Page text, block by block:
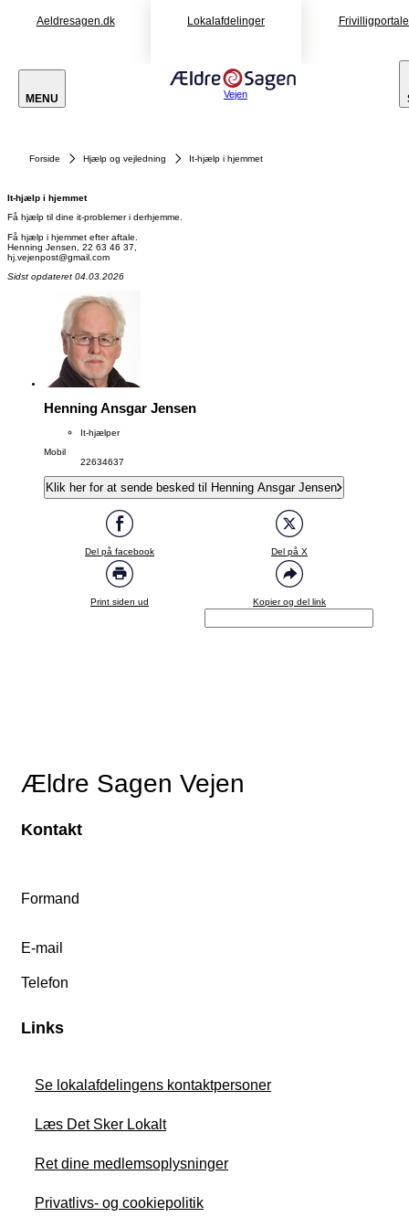
Aeldresagen.dk Lokalafdelinger
MENU Vejen
Forside Hjælp og vejledning It-hjælp i hjemmet
It-hjælp i hjemmet
Få hjælp til dine it-problemer i derhjemme.
Få hjælp i hjemmet efter aftale.
Henning Jensen, 22 63 46 37,
Sidst opdateret 04.03.2026
Henning Ansgar Jensen
It-hjælper
Mobil
22634637
Klik her for at sende besked til Henning Ansgar Jensen
Del på facebook Del på X
Print siden ud Kopier og del link
Ældre Sagen Vejen
Kontakt
Formand
E-mail
Telefon
Links
Se lokalafdelingens kontaktpersoner
Læs Det Sker Lokalt
Ret dine medlemsoplysninger
Privatlivs- og cookiepolitik